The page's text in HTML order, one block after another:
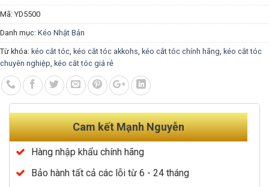
Mã: YD5500
Danh mục: Kéo Nhật Bản
Từ khóa: kéo cắt tóc, kéo cắt tóc akkohs, kéo cắt tóc chính hãng, kéo cắt tóc
chuyên nghiệp, kéo cắt tóc giá rẻ
Cam kết Mạnh Nguyễn
Hàng nhập khẩu chính hãng
Bảo hành tất cả các lỗi từ 6 - 24 tháng